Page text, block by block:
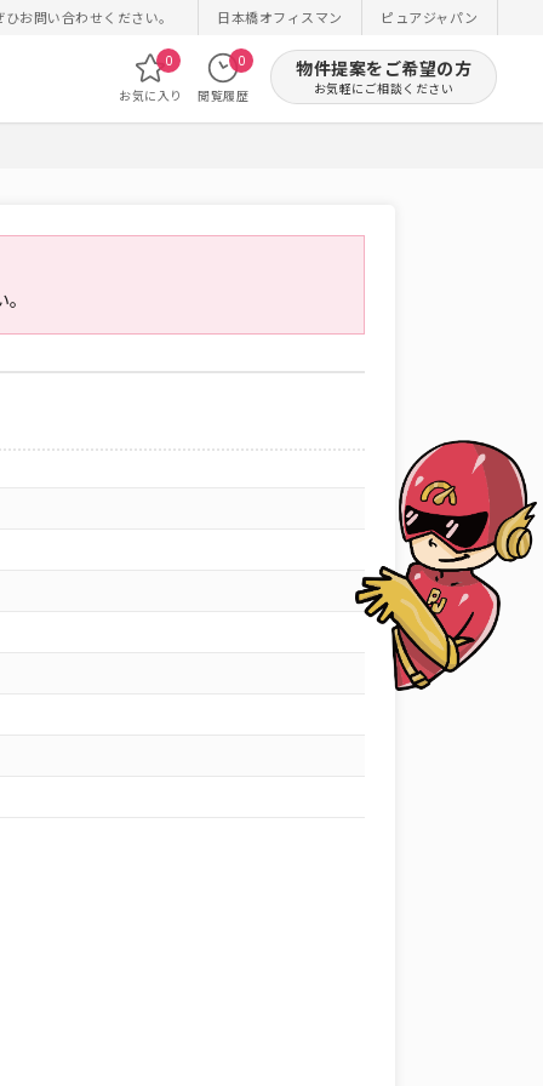
お問い合わせください。 日本橋オフィスマン ピュアジャパン
お気に入り
0
閲覧履歴
0 物件提案をご希望の方
お気軽にご相談ください